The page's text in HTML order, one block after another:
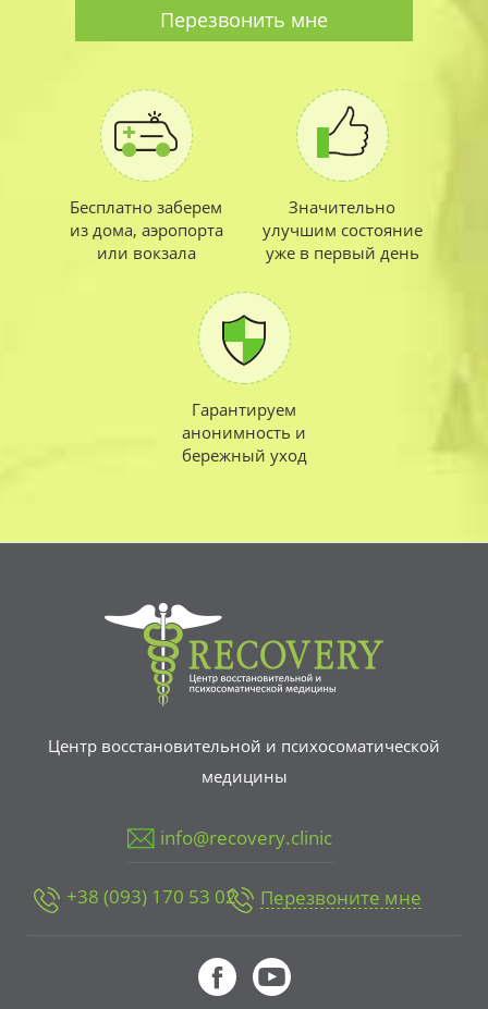
Перезвонить мне
Бесплатно заберем
из дома, аэропорта
или вокзала
Значительно
улучшим состояние
уже в первый день
Гарантируем
анонимность и
бережный уход
Центр восстановительной и психосоматической
медицины
info@recovery.clinic
+38 (093) 170 53 02 Перезвоните мне